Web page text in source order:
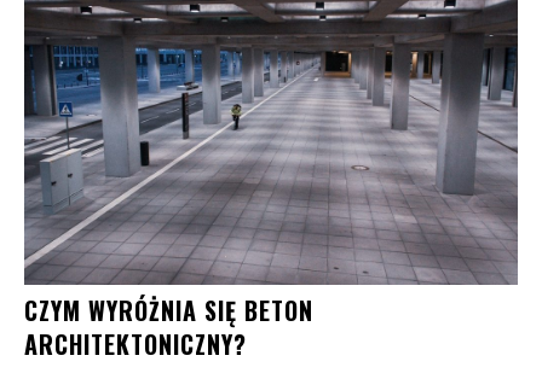
CZYM WYRÓŻNIA SIĘ BETON
ARCHITEKTONICZNY?